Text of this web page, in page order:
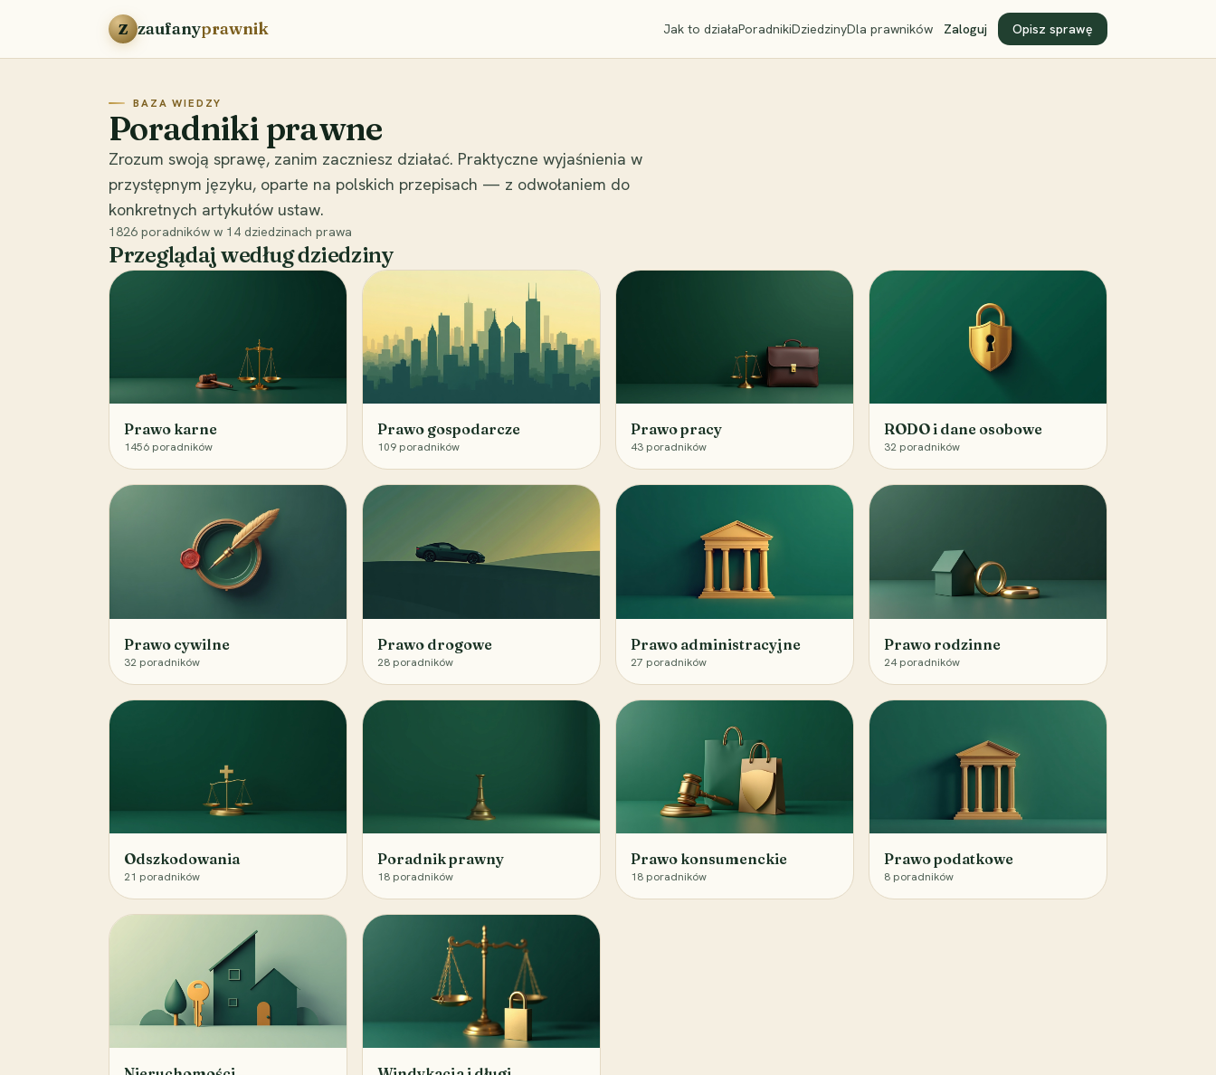
Przejdź do treści
Z zaufanyprawnik Jak to działaPoradnikiDziedzinyDla prawników Zaloguj Opisz sprawę
BAZA WIEDZY
Poradniki prawne
Zrozum swoją sprawę, zanim zaczniesz działać. Praktyczne wyjaśnienia w
przystępnym języku, oparte na polskich przepisach — z odwołaniem do
konkretnych artykułów ustaw.
1826 poradników w 14 dziedzinach prawa
Przeglądaj według dziedziny
Prawo karne
1456 poradników
Prawo gospodarcze
109 poradników
Prawo pracy
43 poradników
RODO i dane osobowe
32 poradników
Prawo cywilne
32 poradników
Prawo drogowe
28 poradników
Prawo administracyjne
27 poradników
Prawo rodzinne
24 poradników
Odszkodowania
21 poradników
Poradnik prawny
18 poradników
Prawo konsumenckie
18 poradników
Prawo podatkowe
8 poradników